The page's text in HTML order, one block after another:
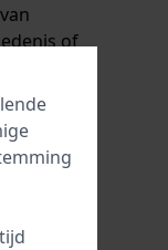
of
Zoals
Bulova
uit de